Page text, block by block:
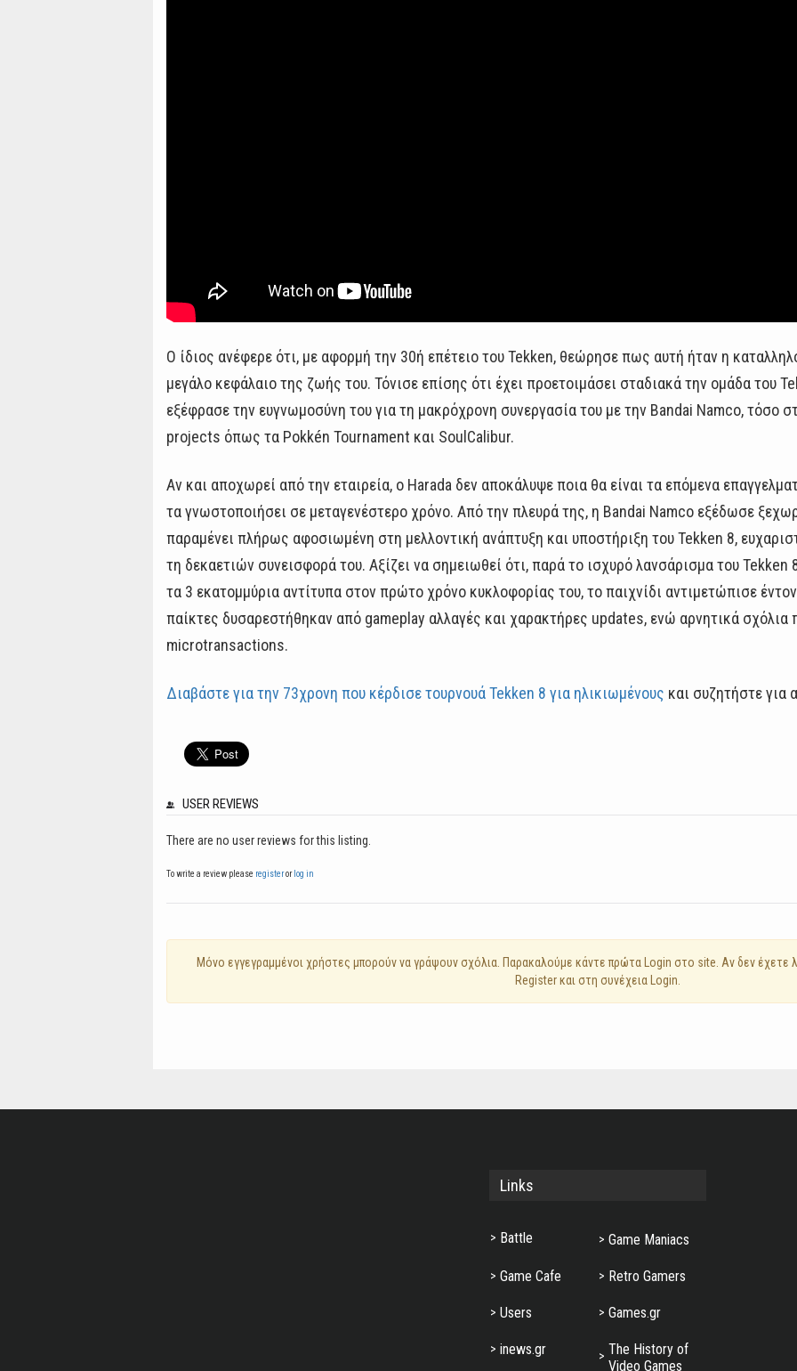
Ο ίδιος ανέφερε ότι, με αφορμή την 30ή επέτειο του Tekken, θεώρησε πως αυτή ήταν η
μεγάλο κεφάλαιο της ζωής του. Τόνισε επίσης ότι έχει προετοιμάσει σταδιακά την ομάδα του
εξέφρασε την ευγνωμοσύνη του για τη μακρόχρονη συνεργασία του με την Bandai Namco, τόσο
projects όπως τα Pokkén Tournament και SoulCalibur.
Αν και αποχωρεί από την εταιρεία, ο Harada δεν αποκάλυψε ποια θα είναι τα επόμενα
τα γνωστοποιήσει σε μεταγενέστερο χρόνο. Από την πλευρά της, η Bandai Namco εξέδωσε
παραμένει πλήρως αφοσιωμένη στη μελλοντική ανάπτυξη και υποστήριξη του Tekken 8,
τη δεκαετιών συνεισφορά του. Αξίζει να σημειωθεί ότι, παρά το ισχυρό λανσάρισμα του
τα 3 εκατομμύρια αντίτυπα στον πρώτο χρόνο κυκλοφορίας του, το παιχνίδι αντιμετώπισε
παίκτες δυσαρεστήθηκαν από gameplay αλλαγές και χαρακτήρες updates, ενώ αρνητικά σχόλια
microtransactions.
Διαβάστε για την 73χρονη που κέρδισε τουρνουά Tekken 8 για ηλικιωμένους και συζητήστε για
USER REVIEWS
There are no user reviews for this listing.
To write a review please registeror log in
Mόνο εγγεγραμμένοι χρήστες μπορούν να γράψουν σχόλια. Παρακαλούμε κάντε πρώτα Login στο site. Αν δεν έχετε
Register και στη συνέχεια Login.
Links
Battle Game Maniacs
Game Cafe Retro Gamers
Users Games.gr
inews.gr
The History of
Video Games